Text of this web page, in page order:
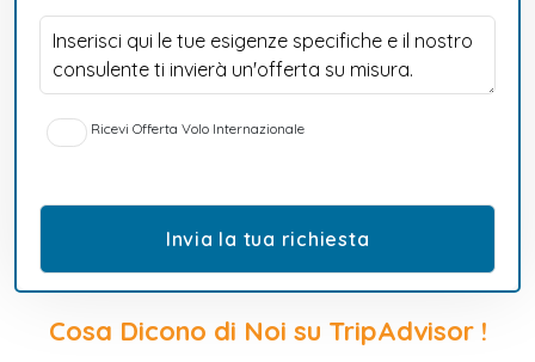
Ricevi Offerta Volo Internazionale
Cosa Dicono di Noi su TripAdvisor !